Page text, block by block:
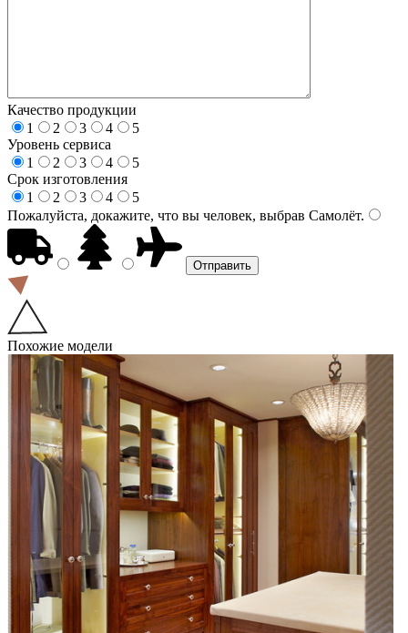
Качество продукции
1
2 3 4
5
Уровень сервиса
1
2 3 4
5
Срок изготовления
1
2 3 4
5
Пожалуйста, докажите, что вы человек, выбрав Самолёт.
Похожие модели